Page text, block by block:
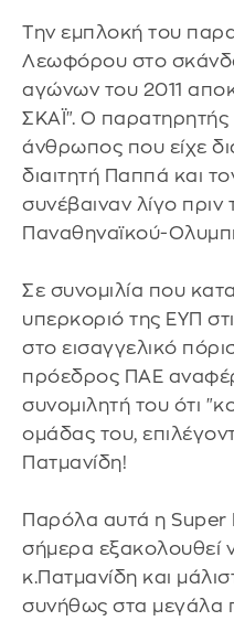
Την εμπλοκή του
Λεωφόρου στο
αγώνων του 2011
ΣΚΑΪ". Ο παρατηρητής
άνθρωπος που είχε
διαιτητή Παππά και
συνέβαιναν λίγο
Παναθηναϊκού-
Σε συνομιλία που
υπερκοριό της ΕΥΠ
στο εισαγγελικό
πρόεδρος ΠΑΕ
συνομιλητή του ότι
ομάδας του,
Πατμανίδη!
Παρόλα αυτά η Super
σήμερα εξακολουθεί
κ.Πατμανίδη και
συνήθως στα μεγάλα